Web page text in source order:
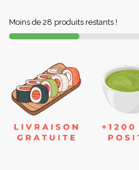
Moins de 28 produits restants !